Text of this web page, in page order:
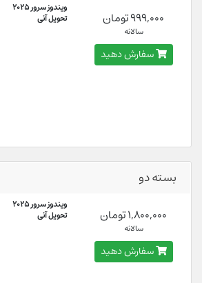
ویندوز سرور 2025
تحویل آنی
999,000 تومان
سالانه
سفارش دهید
بسته دو
ویندوز سرور 2025
تحویل آنی
1,800,000 تومان
سالانه
سفارش دهید